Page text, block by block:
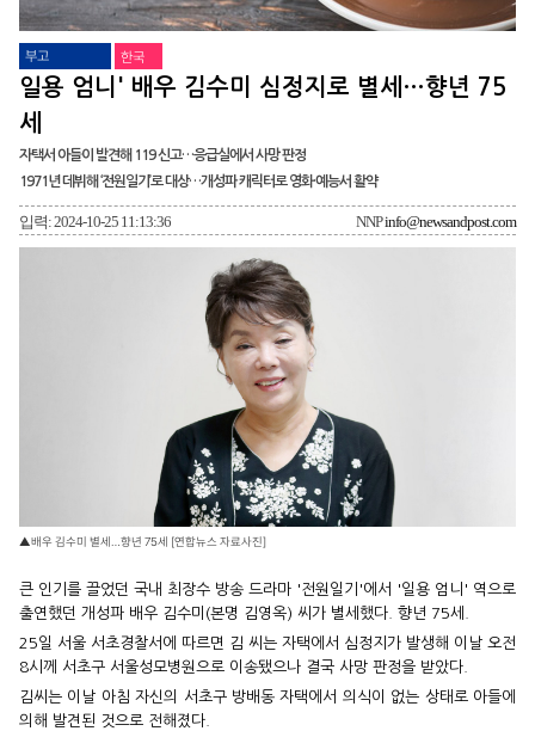
부고 한국
일용 엄니' 배우 김수미 심정지로 별세…향년 75
세
자택서 아들이 발견해 119 신고…응급실에서 사망 판정
1971년 데뷔해 ‘전원일기’로 대상…개성파 캐릭터로 영화·예능서 활약
입력: 2024-10-25 11:13:36 NNPinfo@newsandpost.com
▲배우 김수미 별세…향년 75세 [연합뉴스 자료사진]
큰 인기를 끌었던 국내 최장수 방송 드라마 '전원일기'에서 '일용 엄니' 역으로
출연했던 개성파 배우 김수미(본명 김영옥) 씨가 별세했다. 향년 75세.
25일 서울 서초경찰서에 따르면 김 씨는 자택에서 심정지가 발생해 이날 오전
8시께 서초구 서울성모병원으로 이송됐으나 결국 사망 판정을 받았다.
김씨는 이날 아침 자신의 서초구 방배동 자택에서 의식이 없는 상태로 아들에
의해 발견된 것으로 전해졌다.